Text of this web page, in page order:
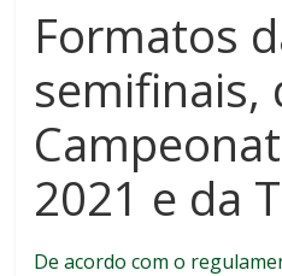
Formatos
semifinais,
2021 e da
De acordo com o